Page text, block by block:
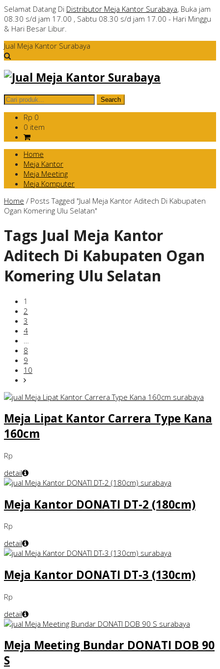
Selamat Datang Di Distributor Meja Kantor Surabaya, Buka jam
08.30 s/d jam 17.00 , Sabtu 08.30 s/d jam 17.00 - Hari Minggu
& Hari Besar Libur.
Jual Meja Kantor Surabaya
Rp 0
0 item
Home
Meja Kantor
Meja Meeting
Meja Komputer
Home / Posts Tagged "Jual Meja Kantor Aditech Di Kabupaten
Ogan Komering Ulu Selatan"
Tags Jual Meja Kantor
Aditech Di Kabupaten Ogan
Komering Ulu Selatan
1
2
3
4
8
9
10
Meja Lipat Kantor Carrera Type Kana
160cm
Rp
detail
Meja Kantor DONATI DT-2 (180cm)
Rp
detail
Meja Kantor DONATI DT-3 (130cm)
Rp
detail
Meja Meeting Bundar DONATI DOB 90
S